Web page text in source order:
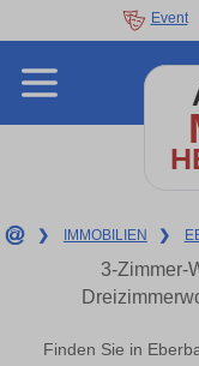
Event
❯ IMMOBILIEN ❯
3-Zimmer-
Finden Sie in